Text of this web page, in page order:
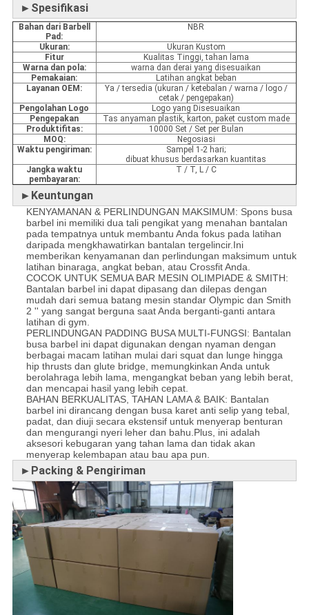
►Spesifikasi
Bahan dari Barbell
Pad:
NBR
Ukuran:
Ukuran Kustom
Fitur
Kualitas Tinggi, tahan lama
Warna dan pola:
warna dan derai yang disesuaikan
Pemakaian:
Latihan angkat beban
Layanan OEM:
Ya / tersedia (ukuran / ketebalan / warna / logo /
cetak / pengepakan)
Pengolahan Logo
Logo yang Disesuaikan
Pengepakan
Tas anyaman plastik, karton, paket custom made
Produktifitas:
10000 Set / Set per Bulan
MOQ:
Negosiasi
Waktu pengiriman:
Sampel 1-2 hari;
dibuat khusus berdasarkan kuantitas
Jangka waktu
pembayaran:
T / T, L / C
►Keuntungan
KENYAMANAN & PERLINDUNGAN MAKSIMUM: Spons busa
barbel ini memiliki dua tali pengikat yang menahan bantalan
pada tempatnya untuk membantu Anda fokus pada latihan
daripada mengkhawatirkan bantalan tergelincir.Ini
memberikan kenyamanan dan perlindungan maksimum untuk
latihan binaraga, angkat beban, atau Crossfit Anda.
COCOK UNTUK SEMUA BAR MESIN OLIMPIADE & SMITH:
Bantalan barbel ini dapat dipasang dan dilepas dengan
mudah dari semua batang mesin standar Olympic dan Smith
2 '' yang sangat berguna saat Anda berganti-ganti antara
latihan di gym.
PERLINDUNGAN PADDING BUSA MULTI-FUNGSI: Bantalan
busa barbel ini dapat digunakan dengan nyaman dengan
berbagai macam latihan mulai dari squat dan lunge hingga
hip thrusts dan glute bridge, memungkinkan Anda untuk
berolahraga lebih lama, mengangkat beban yang lebih berat,
dan mencapai hasil yang lebih cepat.
BAHAN BERKUALITAS, TAHAN LAMA & BAIK: Bantalan
barbel ini dirancang dengan busa karet anti selip yang tebal,
padat, dan diuji secara ekstensif untuk menyerap benturan
dan mengurangi nyeri leher dan bahu.Plus, ini adalah
aksesori kebugaran yang tahan lama dan tidak akan
menyerap kelembapan atau bau apa pun.
►Packing & Pengiriman